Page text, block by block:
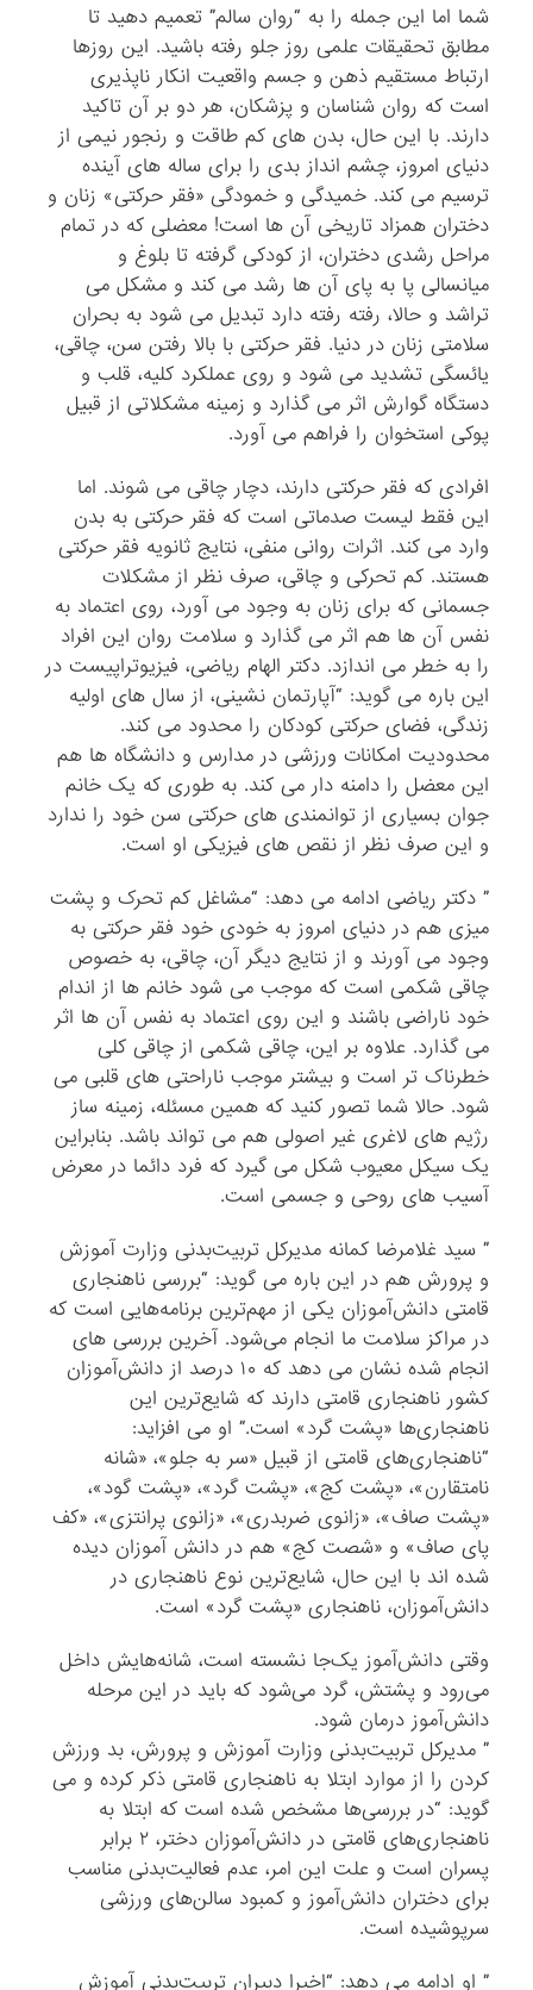
شما اما این جمله را به “روان سالم” تعمیم دهید تا
مطابق تحقیقات علمی روز جلو رفته باشید. این روزها
ارتباط مستقیم ذهن و جسم واقعیت انکار ناپذیری
است که روان شناسان و پزشکان، هر دو بر آن تاکید
دارند. با این حال، بدن های کم طاقت و رنجور نیمی از
دنیای امروز، چشم انداز بدی را برای ساله های آینده
ترسیم می کند. خمیدگی و خمودگی «فقر حرکتی» زنان و
دختران همزاد تاریخی آن ها است! معضلی که در تمام
مراحل رشدی دختران، از کودکی گرفته تا بلوغ و
میانسالی پا به پای آن ها رشد می کند و مشکل می
تراشد و حالا، رفته رفته دارد تبدیل می شود به بحران
سلامتی زنان در دنیا. فقر حرکتی با بالا رفتن سن، چاقی،
یائسگی تشدید می شود و روی عملکرد کلیه، قلب و
دستگاه گوارش اثر می گذارد و زمینه مشکلاتی از قبیل
پوکی استخوان را فراهم می آورد.
افرادی که فقر حرکتی دارند، دچار چاقی می شوند. اما
این فقط لیست صدماتی است که فقر حرکتی به بدن
وارد می کند. اثرات روانی منفی، نتایج ثانویه فقر حرکتی
هستند. کم تحرکی و چاقی، صرف نظر از مشکلات
جسمانی که برای زنان به وجود می آورد، روی اعتماد به
نفس آن ها هم اثر می گذارد و سلامت روان این افراد
را به خطر می اندازد. دکتر الهام ریاضی، فیزیوتراپیست در
این باره می گوید: “آپارتمان نشینی، از سال های اولیه
زندگی، فضای حرکتی کودکان را محدود می کند.
محدودیت امکانات ورزشی در مدارس و دانشگاه ها هم
این معضل را دامنه دار می کند. به طوری که یک خانم
جوان بسیاری از توانمندی های حرکتی سن خود را ندارد
و این صرف نظر از نقص های فیزیکی او است.
” دکتر ریاضی ادامه می دهد: “مشاغل کم تحرک و پشت
میزی هم در دنیای امروز به خودی خود فقر حرکتی به
وجود می آورند و از نتایج دیگر آن، چاقی، به خصوص
چاقی شکمی است که موجب می شود خانم ها از اندام
خود ناراضی باشند و این روی اعتماد به نفس آن ها اثر
می گذارد. علاوه بر این، چاقی شکمی از چاقی کلی
خطرناک تر است و بیشتر موجب ناراحتی های قلبی می
شود. حالا شما تصور کنید که همین مسئله، زمینه ساز
رژیم های لاغری غیر اصولی هم می تواند باشد. بنابراین
یک سیکل معیوب شکل می گیرد که فرد دائما در معرض
آسیب های روحی و جسمی است.
” سید غلامرضا کمانه مدیرکل تربیت‌بدنی وزارت آموزش
و پرورش هم در این باره می گوید: “بررسی ناهنجاری‌
قامتی دانش‌آموزان یکی از مهم‌ترین برنامه‌هایی است که
در مراکز سلامت ما انجام می‌شود. آخرین بررسی های
انجام شده نشان می دهد که ۱۰ درصد از دانش‌آموزان
کشور ناهنجاری قامتی دارند که شایع‌ترین این
ناهنجاری‌ها «پشت گرد» است.” او می افزاید:
“ناهنجاری‌های قامتی از قبیل «سر به جلو»، «شانه
نامتقارن»، «پشت کج»، «پشت گرد»، «پشت گود»،
«پشت صاف»، «زانوی ضربدری»، «زانوی پرانتزی»، «کف
پای صاف» و «شصت کج» هم در دانش آموزان دیده
شده اند با این حال، شایع‌ترین نوع ناهنجاری در
دانش‌آموزان، ناهنجاری «پشت گرد» است.
وقتی دانش‌آموز یک‌جا نشسته است، شانه‌هایش داخل
می‌رود و پشتش، گرد می‌شود که باید در این مرحله
دانش‌آموز درمان شود.
” مدیرکل تربیت‌بدنی وزارت آموزش و پرورش، بد ورزش
کردن را از موارد ابتلا به ناهنجاری قامتی ذکر کرده و می
گوید: “در بررسی‌ها مشخص شده است که ابتلا به
ناهنجاری‌های قامتی در دانش‌آموزان دختر، ۲ برابر
پسران است و علت این امر، عدم فعالیت‌بدنی مناسب
برای دختران دانش‌آموز و کمبود سالن‌‌های ورزشی
سرپوشیده است.
” او ادامه می دهد: “اخیرا دبیران تربیت‌بدنی آموزش